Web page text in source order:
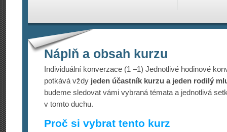
Náplň a obsah kurzu
Individuální konverzace (1 –1) Jednotlivé hodinové
potkává vždy jeden účastník kurzu a jeden rodilý
budeme sledovat vámi vybraná témata a jednotlivá
v tomto duchu.
Proč si vybrat tento kurz